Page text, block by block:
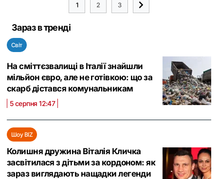
1 2 3
Зараз в тренді
Світ
На сміттєзвалищі в Італії знайшли
мільйон євро, але не готівкою: що за
скарб дістався комунальникам
5 серпня 12:47
Шоу BIZ
Колишня дружина Віталія Кличка
засвітилася з дітьми за кордоном: як
зараз виглядають нащадки легенди